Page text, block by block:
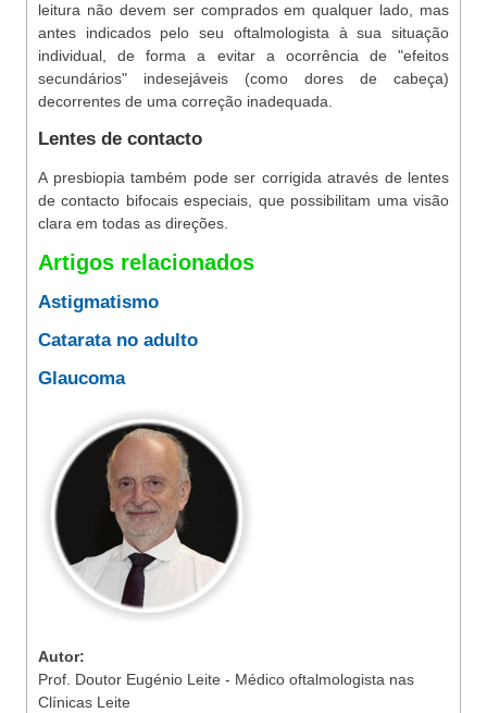
leitura não devem ser comprados em qualquer lado, mas
antes indicados pelo seu oftalmologista à sua situação
individual, de forma a evitar a ocorrência de "efeitos
secundários" indesejáveis (como dores de cabeça)
decorrentes de uma correção inadequada.
Lentes de contacto
A presbiopia também pode ser corrigida através de lentes
de contacto bifocais especiais, que possibilitam uma visão
clara em todas as direções.
Artigos relacionados
Astigmatismo
Catarata no adulto
Glaucoma
Autor:
Prof. Doutor Eugénio Leite - Médico oftalmologista nas
Clínicas Leite